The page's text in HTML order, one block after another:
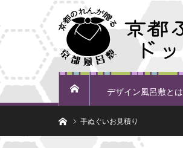
ホーム
デザイン風呂敷とは
ホーム手ぬぐいお見積り